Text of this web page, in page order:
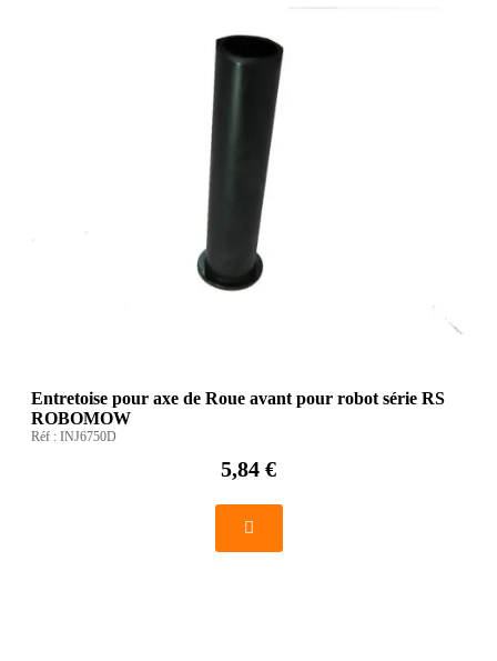
Entretoise pour axe de Roue avant pour robot série RS
ROBOMOW
Réf : INJ6750D
5,84 €